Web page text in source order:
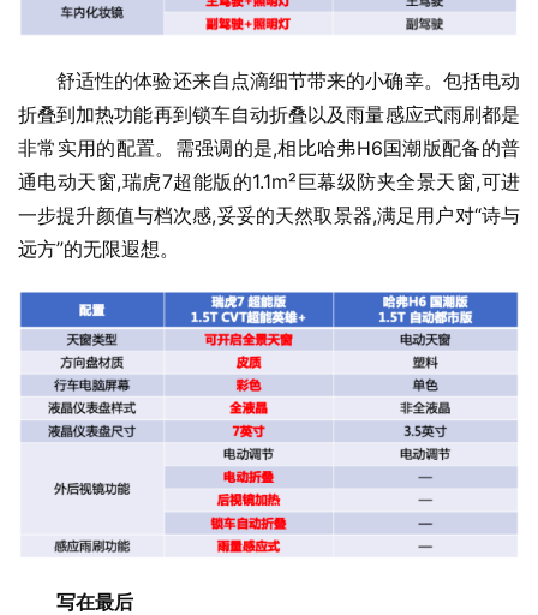
舒适性的体验还来自点滴细节带来的小确幸。包括电动
折叠到加热功能再到锁车自动折叠以及雨量感应式雨刷都是
非常实用的配置。需强调的是,相比哈弗H6国潮版配备的普
通电动天窗,瑞虎7超能版的1.1m²巨幕级防夹全景天窗,可进
一步提升颜值与档次感,妥妥的天然取景器,满足用户对“诗与
远方”的无限遐想。
写在最后